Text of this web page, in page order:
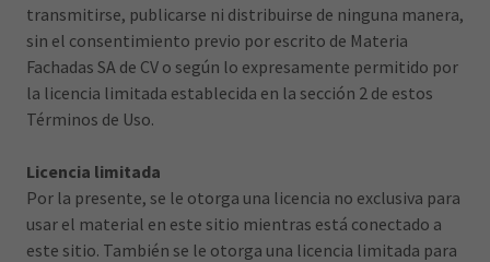
transmitirse, publicarse ni distribuirse de ninguna manera,
sin el consentimiento previo por escrito de Materia
Fachadas SA de CV o según lo expresamente permitido por
la licencia limitada establecida en la sección 2 de estos
Términos de Uso.
Licencia limitada
Por la presente, se le otorga una licencia no exclusiva para
usar el material en este sitio mientras está conectado a
este sitio. También se le otorga una licencia limitada para